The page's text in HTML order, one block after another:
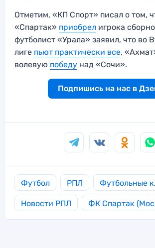
Отметим, «КП Спорт» писал о том,
«Спартак» приобрел игрока
футболист «Урала» заявил, что во
лиге пьют практически все,
волевую победу над «Сочи».
Подпишись на нас в
Футбол РПЛ Футбольные
Новости РПЛ ФК Спартак